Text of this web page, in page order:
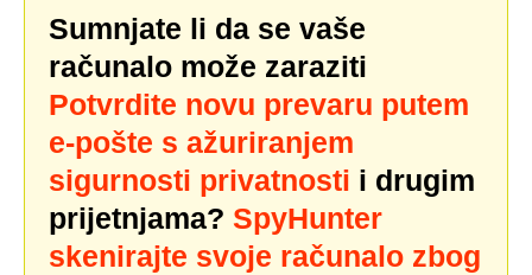
Sumnjate li da se vaše
računalo može zaraziti
Potvrdite novu prevaru putem
e-pošte s ažuriranjem
sigurnosti privatnosti i drugim
prijetnjama? SpyHunter
skenirajte svoje računalo zbog